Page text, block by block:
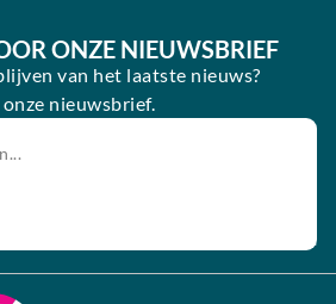
ONZE NIEUWSBRIEF
van het laatste nieuws?
nieuwsbrief.